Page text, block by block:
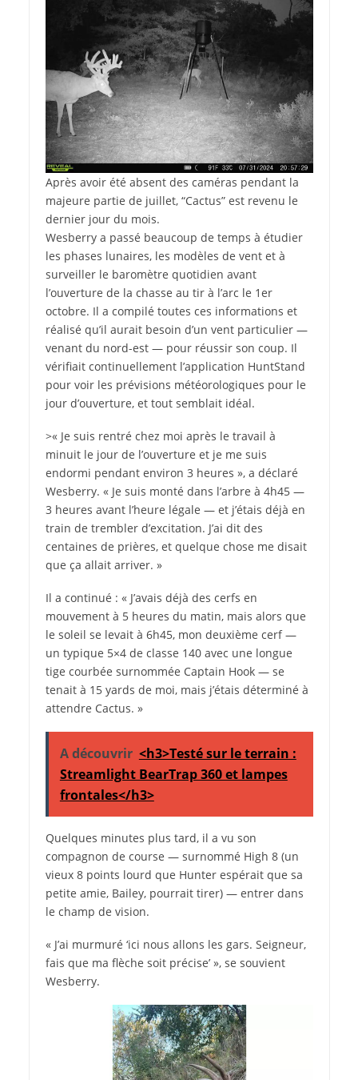
Après avoir été absent des caméras pendant la
majeure partie de juillet, “Cactus” est revenu le
dernier jour du mois.
Wesberry a passé beaucoup de temps à étudier
les phases lunaires, les modèles de vent et à
surveiller le baromètre quotidien avant
l’ouverture de la chasse au tir à l’arc le 1er
octobre. Il a compilé toutes ces informations et
réalisé qu’il aurait besoin d’un vent particulier —
venant du nord-est — pour réussir son coup. Il
vérifiait continuellement l’application HuntStand
pour voir les prévisions météorologiques pour le
jour d’ouverture, et tout semblait idéal.
>« Je suis rentré chez moi après le travail à
minuit le jour de l’ouverture et je me suis
endormi pendant environ 3 heures », a déclaré
Wesberry. « Je suis monté dans l’arbre à 4h45 —
3 heures avant l’heure légale — et j’étais déjà en
train de trembler d’excitation. J’ai dit des
centaines de prières, et quelque chose me disait
que ça allait arriver. »
Il a continué : « J’avais déjà des cerfs en
mouvement à 5 heures du matin, mais alors que
le soleil se levait à 6h45, mon deuxième cerf —
un typique 5×4 de classe 140 avec une longue
tige courbée surnommée Captain Hook — se
tenait à 15 yards de moi, mais j’étais déterminé à
attendre Cactus. »
A découvrir <h3>Testé sur le terrain :
Streamlight BearTrap 360 et lampes
frontales</h3>
Quelques minutes plus tard, il a vu son
compagnon de course — surnommé High 8 (un
vieux 8 points lourd que Hunter espérait que sa
petite amie, Bailey, pourrait tirer) — entrer dans
le champ de vision.
« J’ai murmuré ‘ici nous allons les gars. Seigneur,
fais que ma flèche soit précise’ », se souvient
Wesberry.